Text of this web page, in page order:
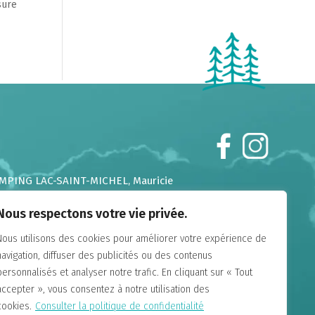
respectons votre vie privée.
utilisons des cookies pour améliorer votre expérience de
diffuser des publicités ou des contenus
et analyser notre trafic. En cliquant sur « Tout
», vous consentez à notre utilisation des
Consulter la politique de confidentialité
LAC-SAINT-MICHEL, Mauricie
DE LA DEMI-LIEUE, Chaudière Appalaches
DU GOUFFRE, Charlevoix
FALAISE-SUR-MER, Charlevoix
ANNIE, Gaspésie
ANNIE-SUR-MER , Gaspésie
LAC-DU-CERF, Hautes-Laurentides